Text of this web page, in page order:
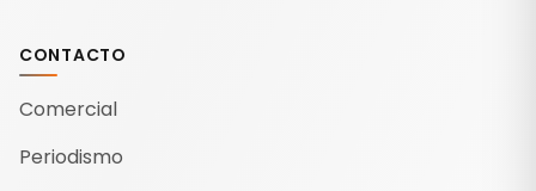
CONTACTO
Comercial
Periodismo